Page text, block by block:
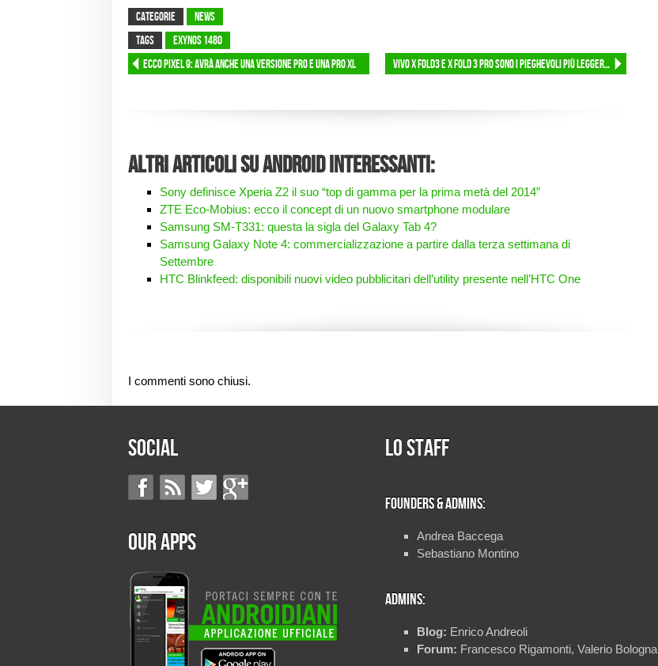
CATEGORIE
News
TAGS
exynos 1480
Ecco Pixel 9: avrà anche una versione Pro e una Pro XL
Vivo X Fold3 e X Fold 3 Pro sono i pieghevoli più leggeri al mondo
Altri articoli su Android interessanti:
Sony definisce Xperia Z2 il suo “top di gamma per la prima metà del 2014”
ZTE Eco-Mobius: ecco il concept di un nuovo smartphone modulare
Samsung SM-T331: questa la sigla del Galaxy Tab 4?
Samsung Galaxy Note 4: commercializzazione a partire dalla terza settimana di
Settembre
HTC Blinkfeed: disponibili nuovi video pubblicitari dell’utility presente nell’HTC One
I commenti sono chiusi.
Social
Our Apps
Lo staff
Founders & Admins:
Andrea Baccega
Sebastiano Montino
Admins:
Blog: Enrico Andreoli
Forum: Francesco Rigamonti, Valerio Bologna